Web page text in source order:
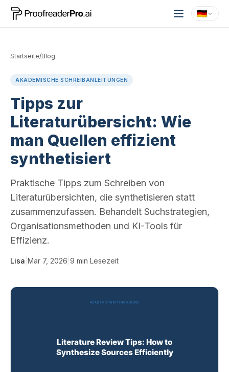
Startseite/Blog
AKADEMISCHE SCHREIBANLEITUNGEN
Tipps zur
Literaturübersicht: Wie
man Quellen effizient
synthetisiert
Praktische Tipps zum Schreiben von
Literaturübersichten, die synthetisieren statt
zusammenzufassen. Behandelt Suchstrategien,
Organisationsmethoden und KI-Tools für
Effizienz.
Lisa Mar 7, 2026 9 min Lesezeit